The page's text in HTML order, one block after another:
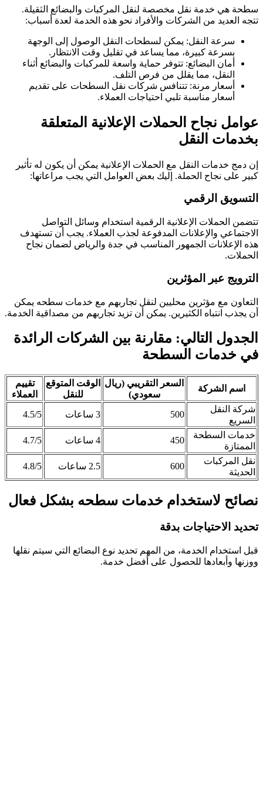
سطحة هي خدمة نقل مخصصة لنقل المركبات والبضائع الثقيلة.
تتجه العديد من الشركات والأفراد نحو هذه الخدمة لعدة أسباب:
سرعة النقل: يمكن لسطحات النقل الوصول إلى الوجهة
بسرعة كبيرة، مما يساعد في تقليل وقت الانتظار.
أمان البضائع: تتوفر حماية واسعة للمركبات والبضائع أثناء
النقل، مما يقلل من فرص التلف.
أسعار مرنة: تتنافس شركات نقل السطحات على تقديم
أسعار مناسبة تلبي احتياجات العملاء.
عوامل نجاح الحملات الإعلانية المتعلقة
بخدمات النقل
إن دمج خدمات النقل مع الحملات الإعلانية يمكن أن يكون له تأثير
كبير على نجاح الحملة. إليك بعض العوامل التي يجب مراعاتها:
التسويق الرقمي
تتضمن الحملات الإعلانية الرقمية استخدام وسائل التواصل
الاجتماعي والإعلانات المدفوعة لجذب العملاء. يجب أن تستهدف
هذه الإعلانات الجمهور المناسب في جدة والرياض لضمان نجاح
الحملات.
الترويج عبر المؤثرين
التعاون مع مؤثرين محليين لنقل تجاربهم مع خدمات سطحه يمكن
أن يجذب انتباه الكثيرين. يمكن أن تزيد تجاربهم من مصداقية الخدمة.
الجدول التالي: مقارنة بين الشركات الرائدة
في خدمات السطحة
اسم الشركة
السعر التقريبي (ريال
سعودي)
الوقت المتوقع
للنقل
تقييم
العملاء
شركة النقل
السريع
500 3 ساعات 4.5/5
خدمات السطحة
الممتازة
450 4 ساعات 4.7/5
نقل المركبات
الحديثة
600 2.5 ساعات 4.8/5
نصائح لاستخدام خدمات سطحه بشكل فعال
تحديد الاحتياجات بدقة
قبل استخدام الخدمة، من المهم تحديد نوع البضائع التي سيتم نقلها
ووزنها وأبعادها للحصول على أفضل خدمة.